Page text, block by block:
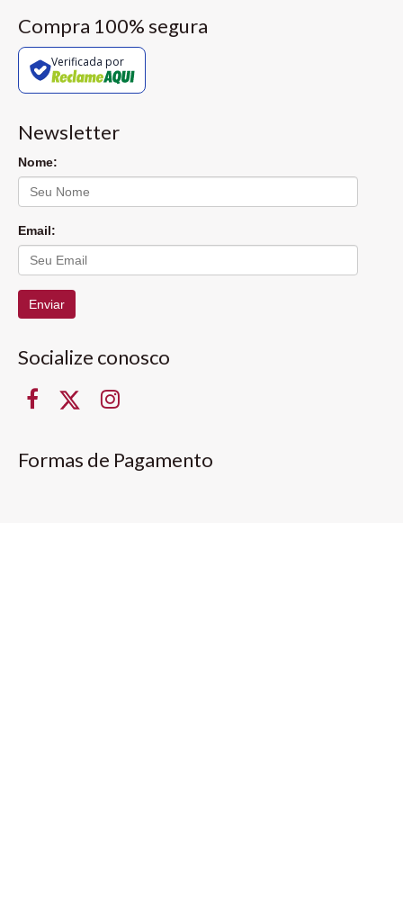
Compra 100% segura
Verificada por
Newsletter
Nome:
Email:
Enviar
Socialize conosco
Formas de Pagamento